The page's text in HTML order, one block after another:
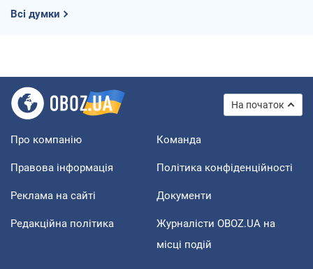
Всі думки
На початок
Про компанію Команда
Правова інформація Політика конфіденційності
Реклама на сайті Документи
Редакційна політика
Журналісти OBOZ.UA на
місці подій